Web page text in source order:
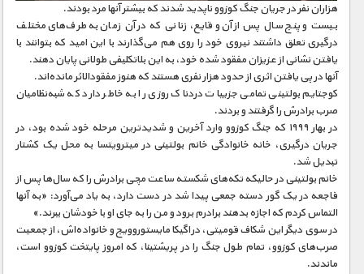
کیهان / نجوم
گردشگری
ماورایی
مسابقات / ورزشی
مستند های اختصاصی
هزاران نفر در جریان جنگ کوزوو ناپدید شدند که بیشتر آنها مرد بودند.
بیست و پنج سال پس از آن وقایع، زنانی که در آن زمان به طرف‌های مختلف
درگیری تعلق داشتند نیروی خود را روی هم می‌گذارند با این امید که بتوانند با
یافتن نشانی از عزیزان مفقود شده خود، به این بلاتکلیفی طولانی پایان دهند.
آنها در پی یافتن اثری از حدود هزار نفری هستند که هنوز مفقودالاثر مانده‌اند.
کوجتایم بولتینی تمامی جزییات دردناک روزی را به خاطر دارد که شبه‌نظامیان
صرب برادرش را گرفتند و بردند.
در بهار ۱۹۹۹ که جنگ کوزوو وارد آخرین و شدیدترین مرحله خود شده بود، در
جریان درگیری، خانه خانوادگی خانم بولتینی در میترویتسا به محل یک کشتار
تبدیل شد.
خانم بولتینی در حالیکه تکه‌های شکسته ساعت مچی برادرش را که سال‌ها پس از
فاجعه در یک گور دسته جمعی پیدا شد در دست دارد، به یاد می‌آورد: «به آنها
التماس کردم که اجازه بدهند برادرم برود و من را به جای او با خودشان ببرند.»
در سوی دیگر این شکاف قومیتی، دراگیکا مایستوروویج و خانواده‌اش، از جمعیت
صرب‌های کوزوو، تمام طول جنگ را در پریشتینا، که امروز پایتخت کوزوو است،
ماندند.